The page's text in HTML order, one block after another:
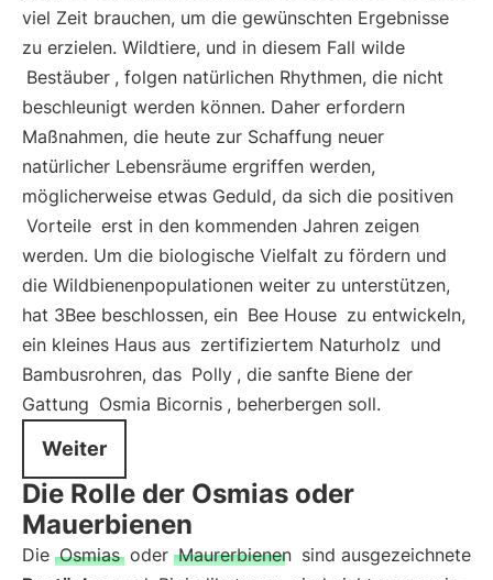
viel Zeit brauchen, um die gewünschten Ergebnisse
zu erzielen. Wildtiere, und in diesem Fall wilde
Bestäuber , folgen natürlichen Rhythmen, die nicht
beschleunigt werden können. Daher erfordern
Maßnahmen, die heute zur Schaffung neuer
natürlicher Lebensräume ergriffen werden,
möglicherweise etwas Geduld, da sich die positiven
Vorteile erst in den kommenden Jahren zeigen
werden. Um die biologische Vielfalt zu fördern und
die Wildbienenpopulationen weiter zu unterstützen,
hat 3Bee beschlossen, ein Bee House zu entwickeln,
ein kleines Haus aus zertifiziertem Naturholz und
Bambusrohren, das Polly , die sanfte Biene der
Gattung Osmia Bicornis , beherbergen soll.
Weiter
Die Rolle der Osmias oder
Mauerbienen
Die Osmias oder Maurerbienen sind ausgezeichnete